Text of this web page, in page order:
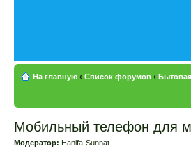
На главную ‹ Список форумов ‹
Мобильный телефон для
Модератор: Hanifa-Sunnat